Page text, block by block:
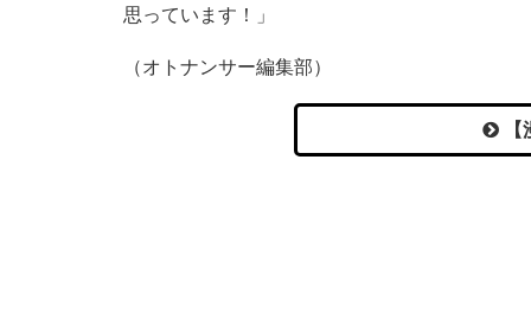
思っています！」
（オトナンサー編集部）
【